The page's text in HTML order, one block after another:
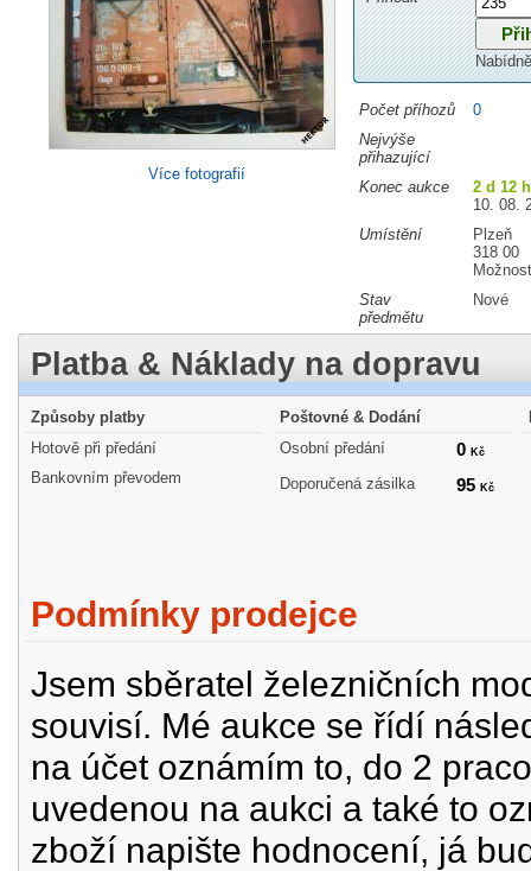
Více fotografií
Počet příhozů
0
Nejvýše
přihazující
Konec aukce
2 d 12
10. 08.
Umístění
Plzeň
318 00
Stav
předmětu
Nové
Platba & Náklady na dopravu
Způsoby platby
Hotově při předání
Bankovním převodem
Poštovné & Dodání
Osobní předání
0 Kč
Doporučená zásilka 95 Kč
Podmínky prodejce
Jsem sběratel železničních
souvisí. Mé aukce se řídí
na účet oznámím to, do 2
uvedenou na aukci a také to
zboží napište hodnocení, já